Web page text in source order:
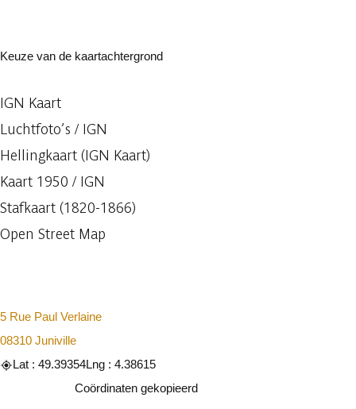
Keuze van de kaartachtergrond
IGN Kaart
Luchtfoto’s / IGN
Hellingkaart (IGN Kaart)
Kaart 1950 / IGN
Stafkaart (1820-1866)
Open Street Map
5 Rue Paul Verlaine
08310 Juniville
Lat : 49.39354Lng : 4.38615
Coördinaten gekopieerd